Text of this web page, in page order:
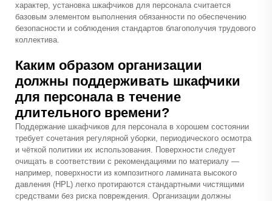
характер, установка шкафчиков для персонала считается
базовым элементом выполнения обязанности по обеспечению
безопасности и соблюдения стандартов благополучия трудового
коллектива.
Каким образом организации
должны поддерживать шкафчики
для персонала в течение
длительного времени?
Поддержание шкафчиков для персонала в хорошем состоянии
требует сочетания регулярной уборки, периодического осмотра
и чёткой политики их использования. Поверхности следует
очищать в соответствии с рекомендациями по материалу —
например, поверхности из композитного ламината высокого
давления (HPL) легко протираются стандартными чистящими
средствами без риска повреждения. Организации должны